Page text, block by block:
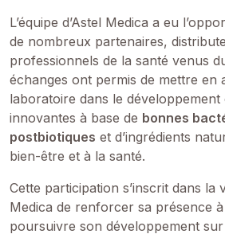
L’équipe d’Astel Medica a eu
de nombreux partenaires,
professionnels de la santé venus
échanges ont permis de mettre en
laboratoire dans le développement
innovantes à base de bonnes
postbiotiques et d’ingrédients
bien-être et à la santé.
Cette participation s’inscrit dans la
Medica de renforcer sa présence
poursuivre son développement